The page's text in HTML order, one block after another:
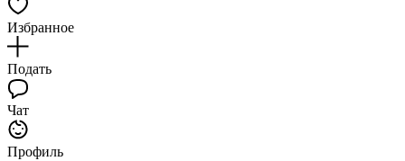
Избранное
Подать
Чат
Профиль